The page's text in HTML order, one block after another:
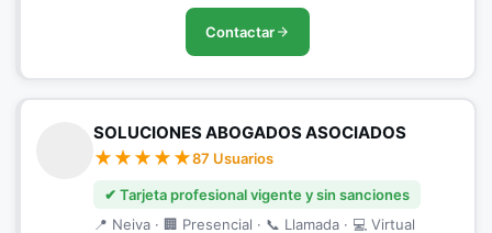
Contactar
SOLUCIONES ABOGADOS ASOCIADOS
87 Usuarios
✔ Tarjeta profesional vigente y sin sanciones
📍 Neiva · 🏢 Presencial · 📞 Llamada · 💻 Virtual